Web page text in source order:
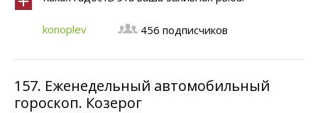
konoplev 456 подписчиков
157. Еженедельный автомобильный
гороскоп. Козерог